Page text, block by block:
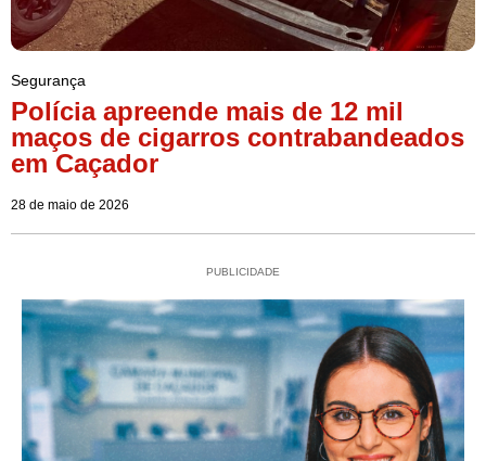
Segurança
Polícia apreende mais de 12 mil
maços de cigarros contrabandeados
em Caçador
28 de maio de 2026
PUBLICIDADE